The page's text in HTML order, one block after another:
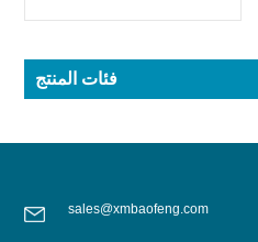
فئات المنتج
sales@xmbaofeng.com